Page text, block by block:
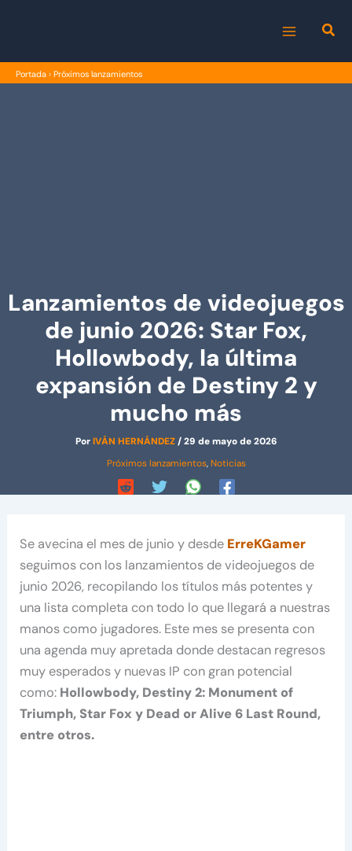
MENU
Portada › Próximos lanzamientos
Lanzamientos de videojuegos
de junio 2026: Star Fox,
Hollowbody, la última
expansión de Destiny 2 y
mucho más
PorIVÁN HERNÁNDEZ/29 de mayo de 2026
Próximos lanzamientos, Noticias
Se avecina el mes de junio y desde ErreKGamer
seguimos con los lanzamientos de videojuegos de
junio 2026, recopilando los títulos más potentes y
una lista completa con todo lo que llegará a nuestras
manos como jugadores. Este mes se presenta con
una agenda muy apretada donde destacan regresos
muy esperados y nuevas IP con gran potencial
como: Hollowbody, Destiny 2: Monument of
Triumph, Star Fox y Dead or Alive 6 Last Round,
entre otros.